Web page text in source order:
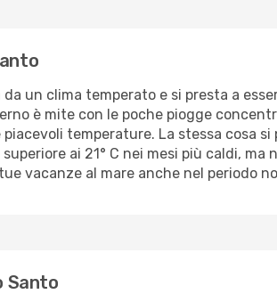
un clima temperato e si presta a
è mite con le poche piogge
piacevoli temperature. La stessa cosa
ai 21° C nei mesi più caldi,
vacanze al mare anche nel periodo
Santo